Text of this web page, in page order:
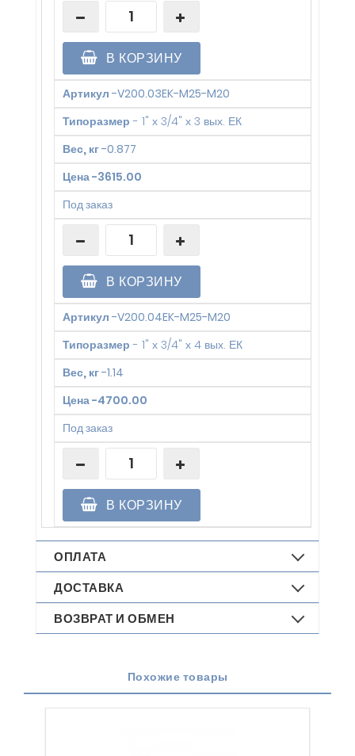
В КОРЗИНУ
Артикул -V200.03EK-M25-M20
Типоразмер - 1" х 3/4" х 3 вых. ЕК
Вес, кг-0.877
Цена-3615.00
Под заказ
В КОРЗИНУ
Артикул -V200.04EK-M25-M20
Типоразмер - 1" х 3/4" х 4 вых. ЕК
Вес, кг-1.14
Цена-4700.00
Под заказ
В КОРЗИНУ
ОПЛАТА
ДОСТАВКА
ВОЗВРАТ И ОБМЕН
Похожие товары